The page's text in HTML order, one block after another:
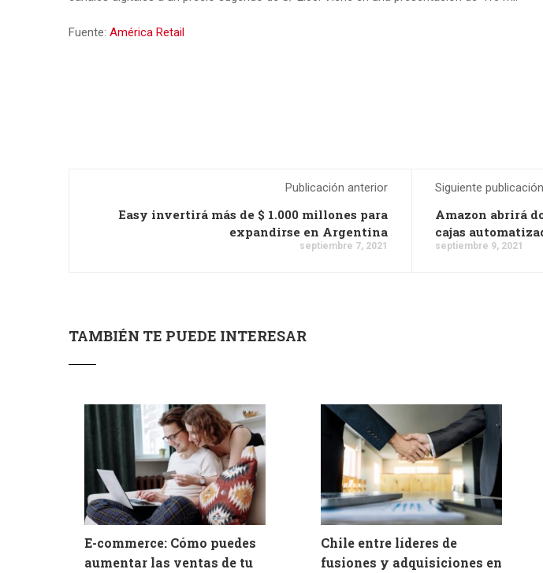
Fuente: América Retail
Publicación anterior
Easy invertirá más de $ 1.000 millones para
expandirse en Argentina
septiembre 7, 2021
Siguiente publicación
Amazon abrirá
cajas
septiembre 9, 2021
TAMBIÉN TE PUEDE INTERESAR
E-commerce: Cómo puedes
aumentar las ventas de tu
Chile entre líderes de
fusiones y adquisiciones en